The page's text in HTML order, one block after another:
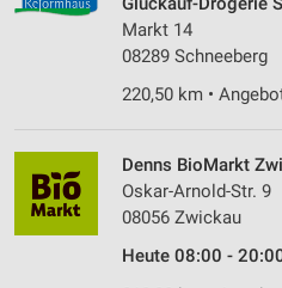
Markt 14
08289 Schneeberg
220,50 km •
Denns BioMarkt
Oskar-Arnold-Str. 9
08056 Zwickau
Heute 08:00 -
Erstellung von Profilen für
personalisierter Werbung
von Inhalten
Verwendung von Profilen zur
personalisierter Inhalte